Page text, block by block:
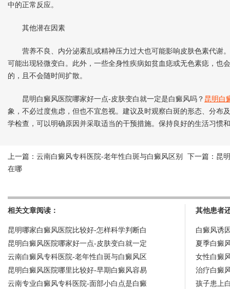
中的正常反应。
其他潜在因素
营养不良、内分泌紊乱或精神压力过大也可能影响皮肤色素代谢
可能出现轻微变白。此外，一些全身性疾病如贫血痣或无色素痣，也
的，且不会随时间扩散。
昆明白癜风医院哪家好一点-皮肤变白就一定是白癜风吗？ 昆明白
象，不必过度焦虑，但也不宜忽视。建议及时观察白斑的形态、分布
学检查，可以明确原因并采取适当的干预措施。保持良好的生活习惯
上一篇： 云南白癜风专科医院-老年性白斑与白癜风区别
在哪
下一篇： 昆
相关文章阅读：
昆明哪家白癜风医院比较好-怎样科学判断白
昆明白癜风医院哪家好一点-皮肤变白就一定
云南白癜风专科医院-老年性白斑与白癜风区
昆明白癜风医院哪里比较好-早期白癜风容易
云南专业白癜风专科医院-面部小白点是白癜
其他患者
白癜风诱
夏季白癜
女性白癜
治疗白癜
孩子患上